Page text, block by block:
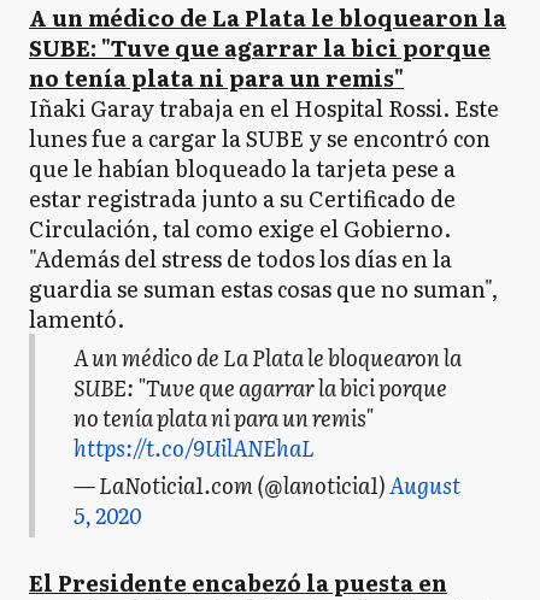
A un médico de La Plata le bloquearon la
SUBE: "Tuve que agarrar la bici porque
no tenía plata ni para un remis"
Iñaki Garay trabaja en el Hospital Rossi. Este
lunes fue a cargar la SUBE y se encontró con
que le habían bloqueado la tarjeta pese a
estar registrada junto a su Certificado de
Circulación, tal como exige el Gobierno.
"Además del stress de todos los días en la
guardia se suman estas cosas que no suman",
lamentó.
A un médico de La Plata le bloquearon la
SUBE: "Tuve que agarrar la bici porque
no tenía plata ni para un remis"
https://t.co/9UilANEhaL
— LaNoticia1.com (@lanoticia1)August
5, 2020
El Presidente encabezó la puesta en